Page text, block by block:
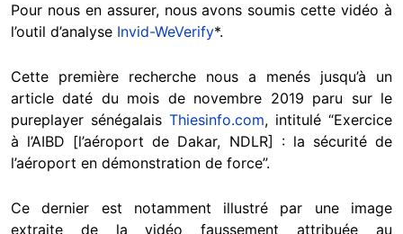
Pour nous en assurer, nous avons soumis cette vidéo à
l’outil d’analyse Invid-WeVerify*.
Cette première recherche nous a menés jusqu’à un
article daté du mois de novembre 2019 paru sur le
pureplayer sénégalais Thiesinfo.com, intitulé “Exercice
à l’AIBD [l’aéroport de Dakar, NDLR] : la sécurité de
l’aéroport en démonstration de force”.
Ce dernier est notamment illustré par une image
extraite de la vidéo faussement attribuée au